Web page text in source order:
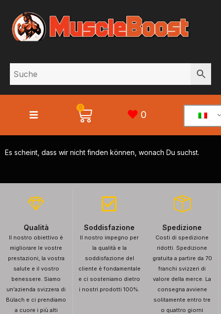
0
0
Es scheint, dass wir nicht finden können, wonach Du suchst.
Qualità
Il nostro obiettivo è
migliorare le vostre
prestazioni, la vostra
salute e il vostro
benessere. Siamo
un'azienda svizzera di
Bülach e ci prendiamo
a cuore i più alti
Soddisfazione
Il nostro impegno per
la qualità e la
soddisfazione del
cliente è fondamentale
e ci sosteniamo dietro
i nostri prodotti 100%.
Spedizione
Costi di spedizione
ridotti. Spedizione
gratuita a partire da 70
franchi svizzeri di
valore della merce. La
consegna avviene
solitamente entro tre
o quattro giorni